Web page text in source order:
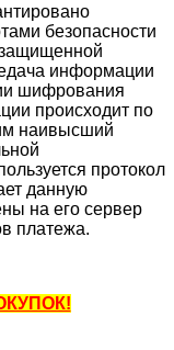
безопасности
информации
шифрования
происходит по
наивысший
протокол
данную
на его сервер
платежа.